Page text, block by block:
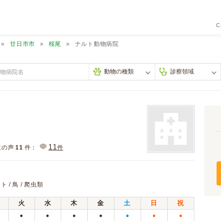
廿日市市 桜尾 ナルト動物病院
の声 11 件： 11件
/ 鳥 / 爬虫類
火 水 木 金 土 日 祝
● ● ● ● ● ● ●